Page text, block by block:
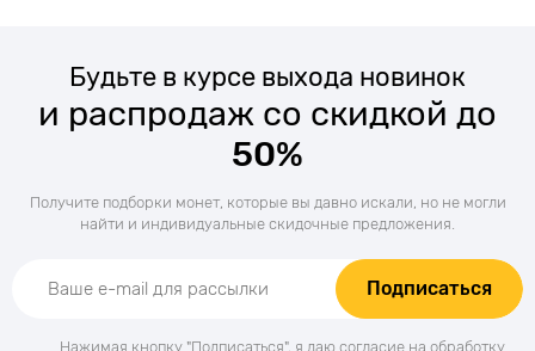
Будьте в курсе выхода новинок
и распродаж со скидкой до
50%
Получите подборки монет, которые вы давно искали, но не могли
найти и индивидуальные скидочные предложения.
Подписаться
Нажимая кнопку "Подписаться", я даю согласие на обработку